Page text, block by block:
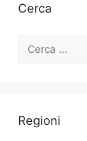
Cerca
per:
Regioni